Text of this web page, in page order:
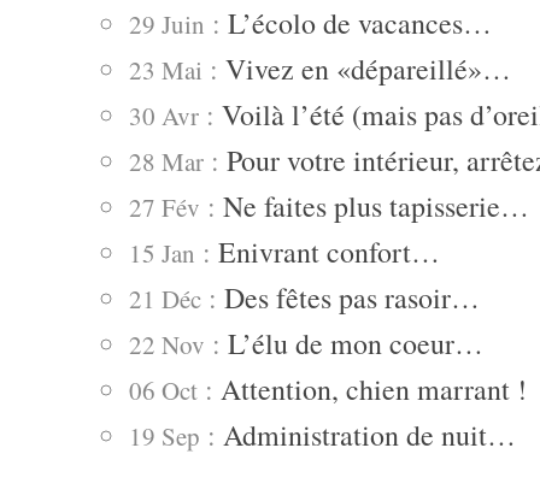
29 Juin : L’écolo de vacances…
23 Mai : Vivez en «dépareillé»…
30 Avr: Voilà l’été (mais pas
28 Mar: Pour votre intérieur,
27 Fév : Ne faites plus tapisserie…
15 Jan : Enivrant confort…
21 Déc : Des fêtes pas rasoir…
22 Nov : L’élu de mon coeur…
06 Oct: Attention, chien marrant !
19 Sep : Administration de nuit…